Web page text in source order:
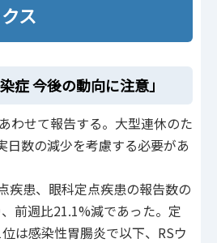
ス
症 今後の動向に注意」
わせて報告する。大型連休のた
日数の減少を考慮する必要があ
疾患、眼科定点疾患の報告数の
前週比21.1%減であった。定
は感染性胃腸炎で以下、RSウ